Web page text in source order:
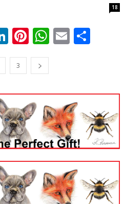
18
LinkedIn
Pinterest
WhatsApp
Email
3